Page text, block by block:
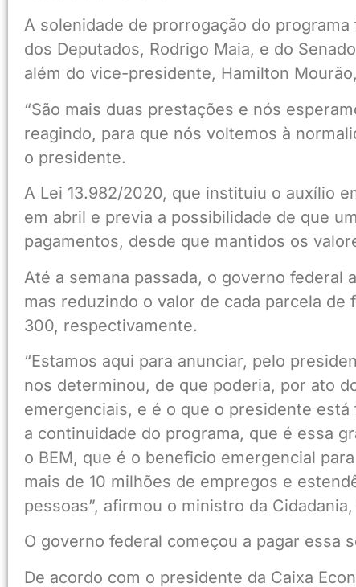
A solenidade de prorrogação do
dos Deputados, Rodrigo Maia, e do
além do vice-presidente, Hamilton
“São mais duas prestações e nós
reagindo, para que nós voltemos à
o presidente.
A Lei 13.982/2020, que instituiu o auxílio
em abril e previa a possibilidade de que
pagamentos, desde que mantidos os
Até a semana passada, o governo
mas reduzindo o valor de cada parcela
300, respectivamente.
“Estamos aqui para anunciar, pelo
nos determinou, de que poderia, por ato
emergenciais, e é o que o presidente
a continuidade do programa, que é essa
o BEM, que é o beneficio emergencial
mais de 10 milhões de empregos e
pessoas”, afirmou o ministro da
O governo federal começou a pagar essa
De acordo com o presidente da Caixa